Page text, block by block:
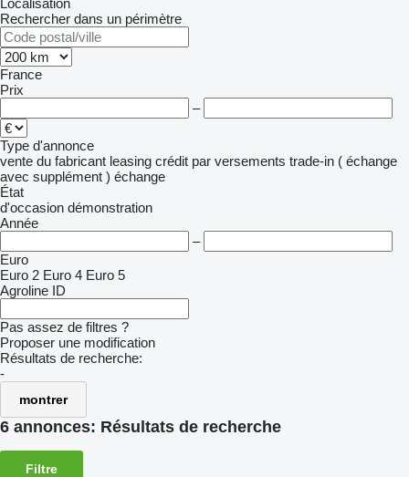
Localisation
Rechercher dans un périmètre
France
Prix
–
Type d'annonce
vente du fabricant leasing crédit par versements trade-in ( échange
avec supplément ) échange
État
d'occasion démonstration
Année
–
Euro
Euro 2 Euro 4 Euro 5
Agroline ID
Pas assez de filtres ?
Proposer une modification
Résultats de recherche:
-
montrer
6 annonces: Résultats de recherche
Filtre